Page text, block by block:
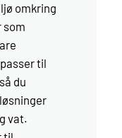
omkring
som
til
du
vat.